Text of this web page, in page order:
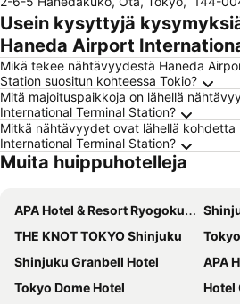
Usein kysyttyjä
Haneda Airport
Mikä tekee nähtävyydestä Haneda
Station suositun kohteessa Tokio?
Mitä majoituspaikkoja on lähellä
International Terminal Station?
Mitkä nähtävyydet ovat lähellä kohdetta
International Terminal Station?
Muita huippuhotelleja
APA Hotel & Resort Ryogoku Ekimae Tower
THE KNOT TOKYO Shinjuku
Tokyo
Shinjuku Granbell Hotel
APA
Tokyo Dome Hotel
Hotel